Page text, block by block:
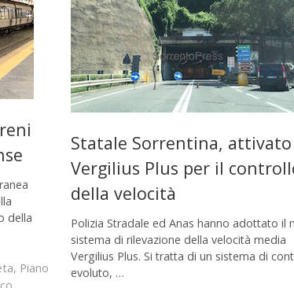
della
, Piano
Statale Sorrentina,
Vergilius Plus per il
della velocità
Polizia Stradale ed Anas hanno adottato il
sistema di rilevazione della velocità media
Vergilius Plus. Si tratta di un sistema di
evoluto, …